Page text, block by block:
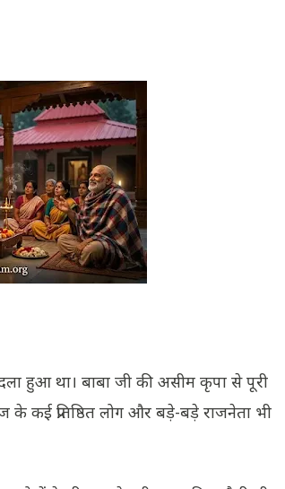
हुआ था। बाबा जी की असीम कृपा से पूरी
कई प्रतिष्ठित लोग और बड़े-बड़े राजनेता भी